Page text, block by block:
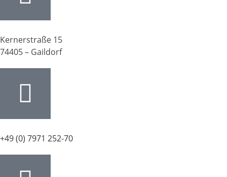
Kernerstraße 15
74405 – Gaildorf
+49 (0) 7971 252-70